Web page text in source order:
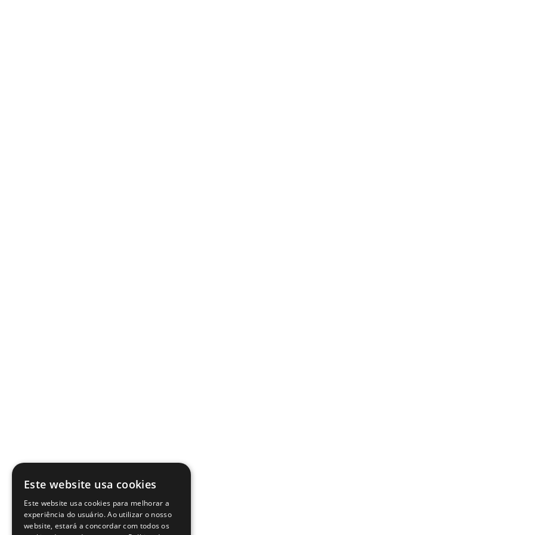
Este website usa cookies
Este website usa cookies para melhorar a
experiência do usuário. Ao utilizar o nosso
website, estará a concordar com todos os